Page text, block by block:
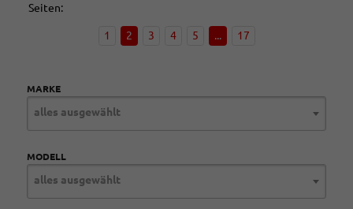
Seiten:
1 2 3 4 5 ... 17
MARKE
alles ausgewählt
MODELL
alles ausgewählt